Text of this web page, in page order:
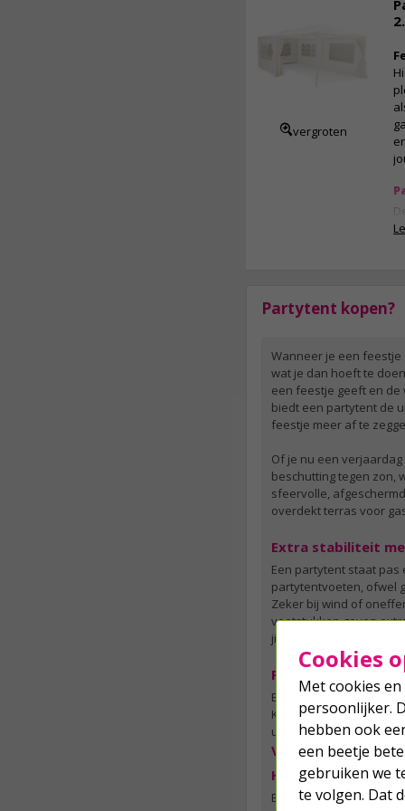
vergroten
Partytent kopen?
Wanneer je een
wat je dan hoeft te
een feestje geeft en de
biedt een partytent de
feestje meer af te
Of je nu een
beschutting tegen zon,
sfeervolle,
overdekt terras voor
Extra stabiliteit
Een partytent staat pas
partytentvoeten, ofwel
Zeker bij wind of
voetstukken geven
jij je concentreren op
Partytent
Ben jij op zoek naar
Kabelshop.nl.
uur besteld is morgen
Veelgestelde
Hoe zet ik een
Een partytent staat pas
Cookies
Met cookies
persoonlijker.
hebben ook
een beetje
gebruiken we
te volgen. Dat